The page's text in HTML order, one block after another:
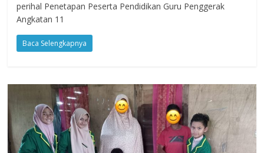
perihal Penetapan Peserta Pendidikan Guru Penggerak
Angkatan 11
Baca Selengkapnya